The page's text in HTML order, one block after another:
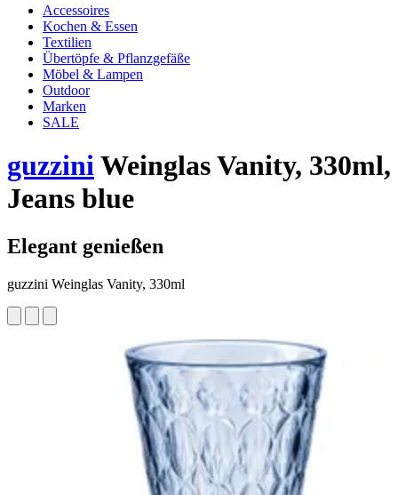
Accessoires
Kochen & Essen
Textilien
Übertöpfe & Pflanzgefäße
Möbel & Lampen
Outdoor
Marken
SALE
guzziniWeinglas Vanity, 330ml,
Jeans blue
Elegant genießen
guzzini Weinglas Vanity, 330ml